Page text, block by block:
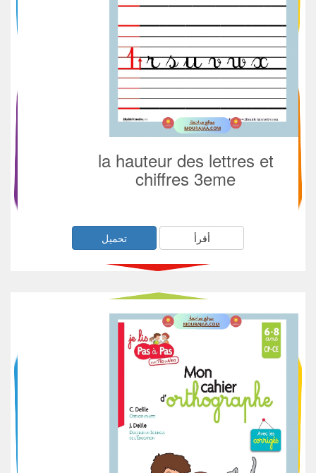
la hauteur des lettres et
chiffres 3eme
أقرأ تحميل